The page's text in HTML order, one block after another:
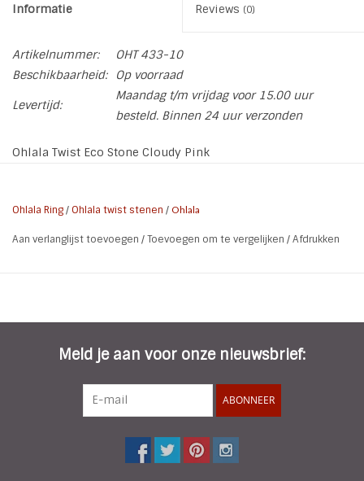
Informatie Reviews (0)
Artikelnummer:
OHT 433-10
Beschikbaarheid:
Op voorraad
Levertijd:
Maandag t/m vrijdag voor 15.00 uur
besteld. Binnen 24 uur verzonden
Ohlala Twist Eco Stone Cloudy Pink
welke hier los verkrijgbaar is in alle kleuren. Zo kan je nog
Ohlala Ring/Ohlala twist stenen / Ohlala
Aan verlanglijst toevoegen /Toevoegen om te vergelijken /Afdrukken
Meld je aan voor onze nieuwsbrief:
ABONNEER